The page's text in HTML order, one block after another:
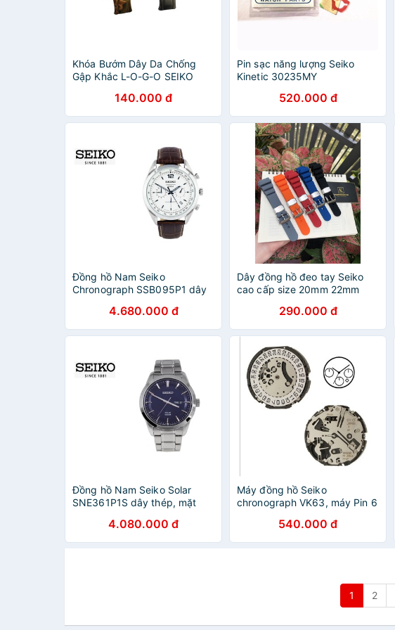
Khóa Bướm Dây Da Chống
Gập Khắc L-O-G-O SEIKO
140.000 đ
Pin sạc năng lượng Seiko
Kinetic 30235MY
520.000 đ
Đồng hồ Nam Seiko
Chronograph SSB095P1 dây
(Kính Cứng)4.680.000 đ
Dây đồng hồ đeo tay Seiko
cao cấp size 20mm 22mm
290.000 đ
Đồng hồ Nam Seiko Solar
SNE361P1S dây thép, mặt
Cứng), BẢ4.080.000 đ
Máy đồng hồ Seiko
chronograph VK63, máy Pin 6
540.000 đ
1 2